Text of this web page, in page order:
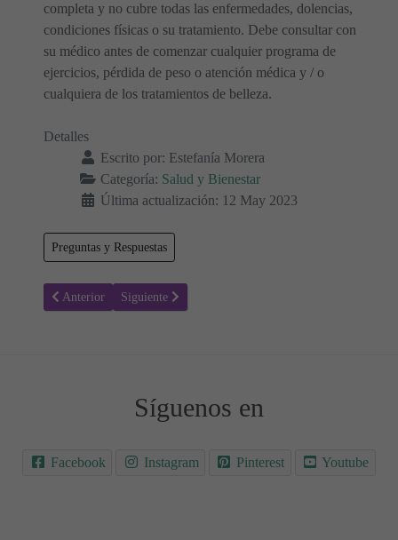
completa y no cubre todas las enfermedades, dolencias,
condiciones físicas o su tratamiento. Debe consultar con
su médico antes de comenzar cualquier programa de
ejercicios, pérdida de peso o atención médica y / o
cualquiera de los tratamientos de belleza.
Detalles
Escrito por: Estefanía Morera
Categoría: Salud y Bienestar
Última actualización: 12 May 2023
Preguntas y Respuestas
Artículo anterior: Menstruación - Sangrado anormal - Síntomas y
Anterior Artículo siguiente: Flujo rosado a mitad del ciclo
Siguiente
Síguenos en
Facebook Instagram Pinterest Youtube